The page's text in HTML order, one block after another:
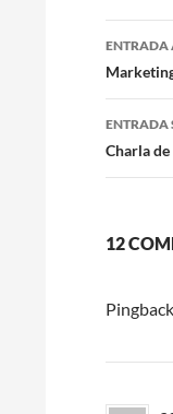
de
ENTRADA
ENTRADA
Charla de
12